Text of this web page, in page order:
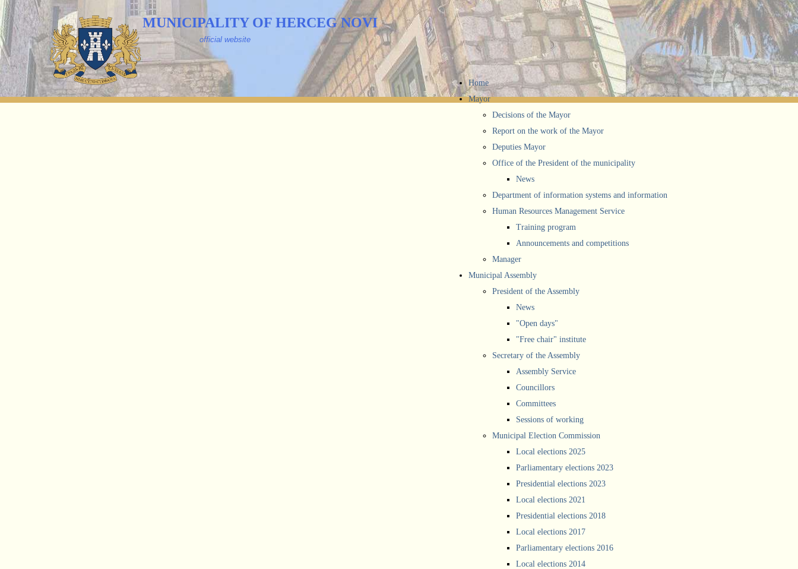
MUNICIPALITY OF HERCEG NOVI
official website
Home
Mayor
Decisions of the Mayor
Report on the work of the Mayor
Deputies Mayor
Office of the President of the municipality
News
Department of information systems and information
Human Resources Management Service
Training program
Announcements and competitions
Manager
Municipal Assembly
President of the Assembly
News
"Open days"
"Free chair" institute
Secretary of the Assembly
Assembly Service
Councillors
Committees
Sessions of working
Municipal Election Commission
Local elections 2025
Parliamentary elections 2023
Presidential elections 2023
Local elections 2021
Presidential elections 2018
Local elections 2017
Parliamentary elections 2016
Local elections 2014